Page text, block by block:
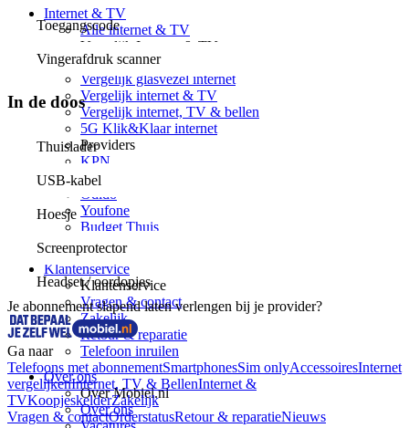
Internet & TV
Alle internet & TV
Vergelijk Internet & TV
Vergelijk internet
Vergelijk glasvezel internet
Vergelijk internet & TV
Vergelijk internet, TV & bellen
5G Klik&Klaar internet
Providers
KPN
Ziggo
Odido
Youfone
Budget Thuis
Delta
Klantenservice
Klantenservice
Vragen & contact
Zakelijk
Retour & reparatie
Telefoon inruilen
Over ons
Over Mobiel.nl
Over ons
Toegangscode
Vingerafdruk scanner
In de doos
Thuislader
USB-kabel
Hoesje
Screenprotector
Headset / oordopjes
Je abonnement slapend laten verlengen bij je provider?
Ga naar
Telefoons met abonnementSmartphonesSim onlyAccessoiresInternet
vergelijkenInternet, TV & BellenInternet &
TVKoopjeskelderZakelijk
Vragen & contactOrderstatusRetour & reparatieNieuws